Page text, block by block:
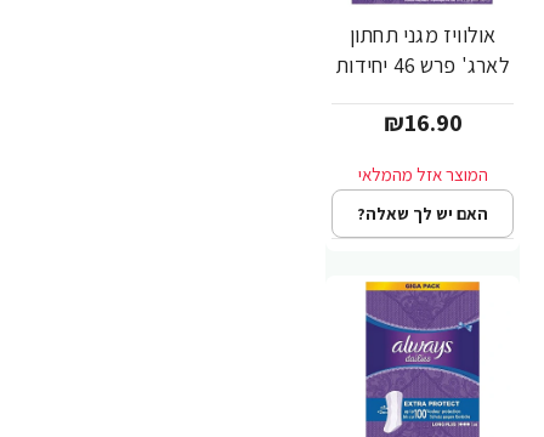
אולוויז מגני תחתון
לארג' פרש 46 יחידות
₪16.90
האם יש לך שאלה?